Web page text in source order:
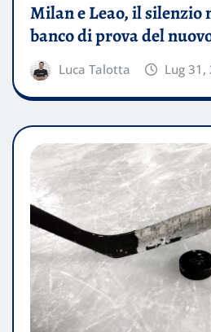
Milan e Leao, il silenzio
banco di prova del
Luca Talotta Lug 31,